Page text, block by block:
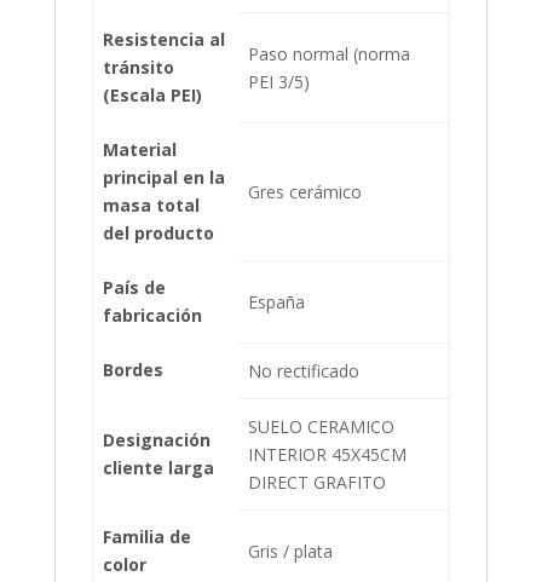
Resistencia al
tránsito
(Escala PEI)
Paso normal (norma
PEI 3/5)
Material
principal en la
masa total
del producto
Gres cerámico
País de
fabricación
España
Bordes No rectificado
Designación
cliente larga
SUELO CERAMICO
INTERIOR 45X45CM
DIRECT GRAFITO
Familia de
color
Gris / plata